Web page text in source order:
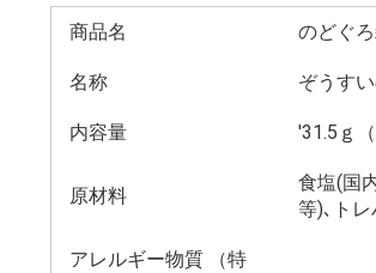
商品名 のどぐ
名称 ぞうす
内容量 '31.5ｇ
原材料
食塩(国
等)､ト
アレルギー物質 （特